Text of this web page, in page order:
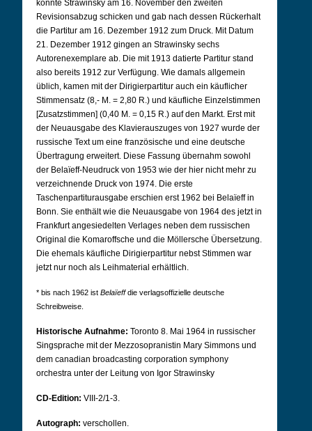
konnte Strawinsky am 16. November den zweiten
Revisionsabzug schicken und gab nach dessen Rückerhalt
die Partitur am 16. Dezember 1912 zum Druck. Mit Datum
21. Dezember 1912 gingen an Strawinsky sechs
Autorenexemplare ab. Die mit 1913 datierte Partitur stand
also bereits 1912 zur Verfügung. Wie damals allgemein
üblich, kamen mit der Dirigierpartitur auch ein käuflicher
Stimmensatz (8,- M. = 2,80 R.) und käufliche Einzelstimmen
[Zusatzstimmen] (0,40 M. = 0,15 R.) auf den Markt. Erst mit
der Neuausgabe des Klavierauszuges von 1927 wurde der
russische Text um eine französische und eine deutsche
Übertragung erweitert. Diese Fassung übernahm sowohl
der Belaïeff-Neudruck von 1953 wie der hier nicht mehr zu
verzeichnende Druck von 1974. Die erste
Taschenpartiturausgabe erschien erst 1962 bei Belaïeff in
Bonn. Sie enthält wie die Neuausgabe von 1964 des jetzt in
Frankfurt angesiedelten Verlages neben dem russischen
Original die Komaroffsche und die Möllersche Übersetzung.
Die ehemals käufliche Dirigierpartitur nebst Stimmen war
jetzt nur noch als Leihmaterial erhältlich.
* bis nach 1962 ist Belaïeffdie verlagsoffizielle deutsche
Schreibweise.
Historische Aufnahme: Toronto 8. Mai 1964 in russischer
Singsprache mit der Mezzosopranistin Mary Simmons und
dem canadian broadcasting corporation symphony
orchestra unter der Leitung von Igor Strawinsky
CD-Edition: VIII-2/1-3.
Autograph: verschollen.